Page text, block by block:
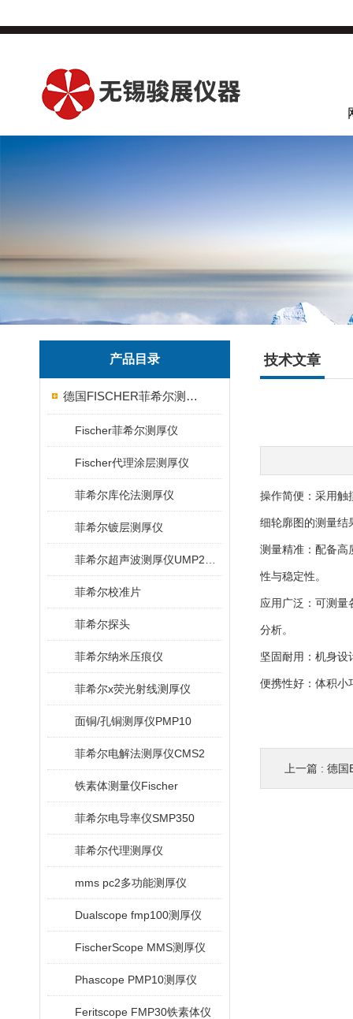
产品目录
德国FISCHER菲希尔测厚仪
Fischer菲希尔测厚仪
Fischer代理涂层测厚仪
菲希尔库伦法测厚仪
菲希尔镀层测厚仪
菲希尔校准片
菲希尔探头
菲希尔纳米压痕仪
菲希尔x荧光射线测厚仪
面铜/孔铜测厚仪PMP10
菲希尔电解法测厚仪CMS2
铁素体测量仪Fischer
菲希尔电导率仪SMP350
菲希尔代理测厚仪
mms pc2多功能测厚仪
Dualscope fmp100测厚仪
FischerScope MMS测厚仪
Phascope PMP10测厚仪
Feritscope FMP30铁素体仪
技术文章
操作简便：采用触
细轮廓图的测量结
测量精准：配备高
性与稳定性。
应用广泛：可测量
分析。
坚固耐用：机身设
便携性好：体积小
上一篇 : 德国